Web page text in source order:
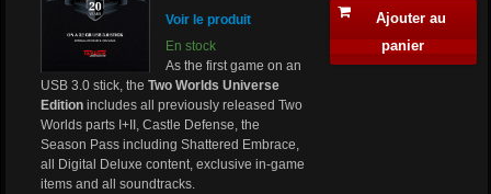
Voir le produit
En stock
As the first game on an
USB 3.0 stick, theTwo Worlds Universe
Edition includes all previously released Two
Worlds parts I+II, Castle Defense, the
Season Pass including Shattered Embrace,
all Digital Deluxe content, exclusive in-game
items and all soundtracks.
Ajouter au
panier